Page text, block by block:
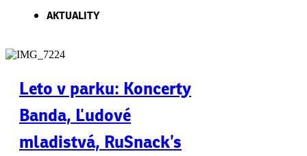
AKTUALITY
Leto v parku: Koncerty
Banda, Ľudové
mladistvá, RuSnack’s